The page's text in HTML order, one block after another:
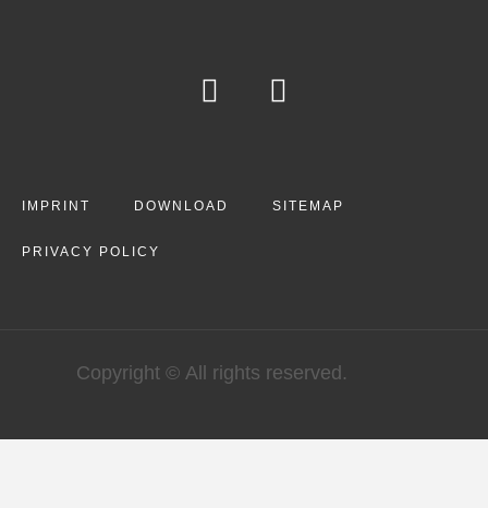
IMPRINT DOWNLOAD SITEMAP
PRIVACY POLICY
Copyright © All rights reserved.